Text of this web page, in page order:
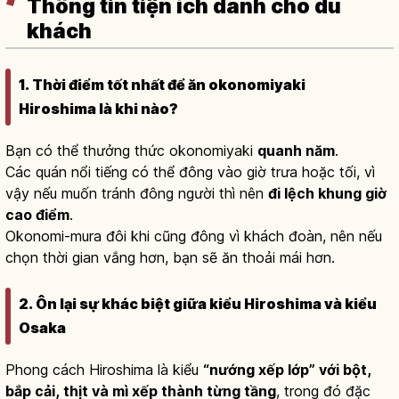
Thông tin tiện ích dành cho du
khách
1. Thời điểm tốt nhất để ăn okonomiyaki
Hiroshima là khi nào?
Bạn có thể thưởng thức okonomiyaki quanh năm.
Các quán nổi tiếng có thể đông vào giờ trưa hoặc tối, vì
vậy nếu muốn tránh đông người thì nên đi lệch khung giờ
cao điểm.
Okonomi-mura đôi khi cũng đông vì khách đoàn, nên nếu
chọn thời gian vắng hơn, bạn sẽ ăn thoải mái hơn.
2. Ôn lại sự khác biệt giữa kiểu Hiroshima và kiểu
Osaka
Phong cách Hiroshima là kiểu “nướng xếp lớp” với bột,
bắp cải, thịt và mì xếp thành từng tầng, trong đó đặc